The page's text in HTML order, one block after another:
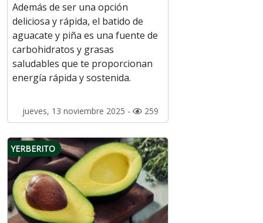
Además de ser una opción
deliciosa y rápida, el batido de
aguacate y piña es una fuente de
carbohidratos y grasas
saludables que te proporcionan
energía rápida y sostenida.
jueves, 13 noviembre 2025 - 259
YERBERITO